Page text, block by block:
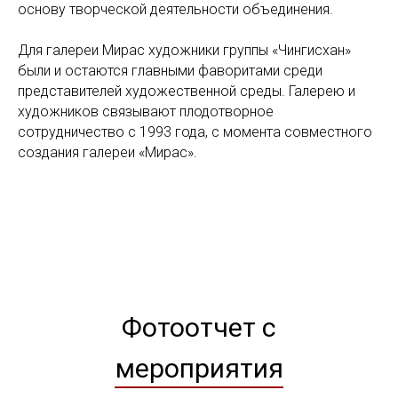
основу творческой деятельности объединения.
Для галереи Мирас художники группы «Чингисхан»
были и остаются главными фаворитами среди
представителей художественной среды. Галерею и
художников связывают плодотворное
сотрудничество с 1993 года, с момента совместного
создания галереи «Мирас».
Фотоотчет с
мероприятия